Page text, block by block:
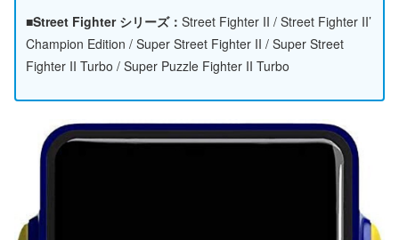
■Street Fighter シリーズ：Street Fighter II / Street Fighter II’
Champion Edition / Super Street Fighter II / Super Street
Fighter II Turbo / Super Puzzle Fighter II Turbo